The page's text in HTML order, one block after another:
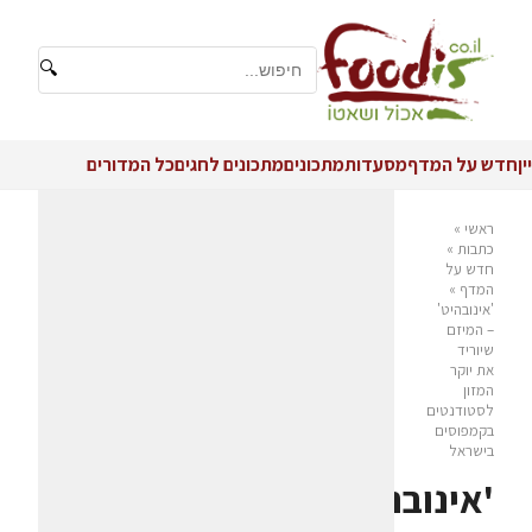
🔍
ייןחדש על המדףמסעדותמתכוניםמתכונים לחגיםכל המדורים
ראשי »
כתבות »
חדש על
המדף »
'אינובהיט'
– המיזם
שיוריד
את יוקר
המזון
לסטודנטים
בקמפוסים
בישראל
'אינובהיט'